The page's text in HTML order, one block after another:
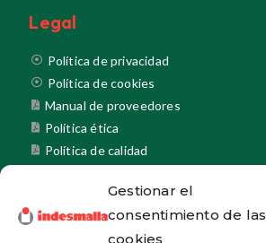
Gestionar el
consentimiento de las
cookies
Legal
Política de privacidad
Política de cookies
Manual de proveedores
Política ética
Política de calidad
Política medioambiental
Certificados